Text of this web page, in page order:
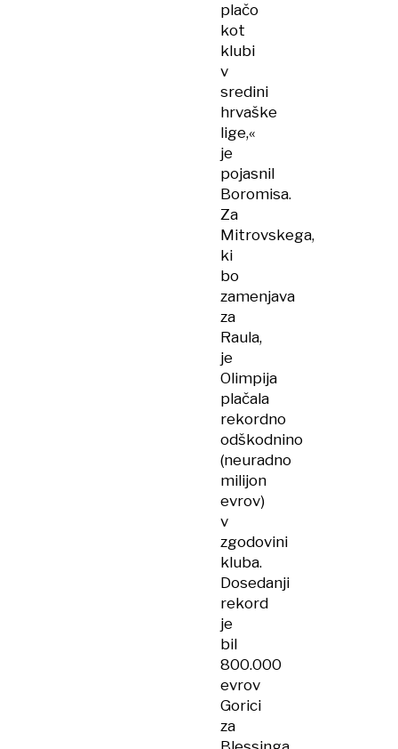
plačo
kot
klubi
v
sredini
hrvaške
lige,«
je
pojasnil
Boromisa.
Za
Mitrovskega,
ki
bo
zamenjava
za
Raula,
je
Olimpija
plačala
rekordno
odškodnino
(neuradno
milijon
evrov)
v
zgodovini
kluba.
Dosedanji
rekord
je
bil
800.000
evrov
Gorici
za